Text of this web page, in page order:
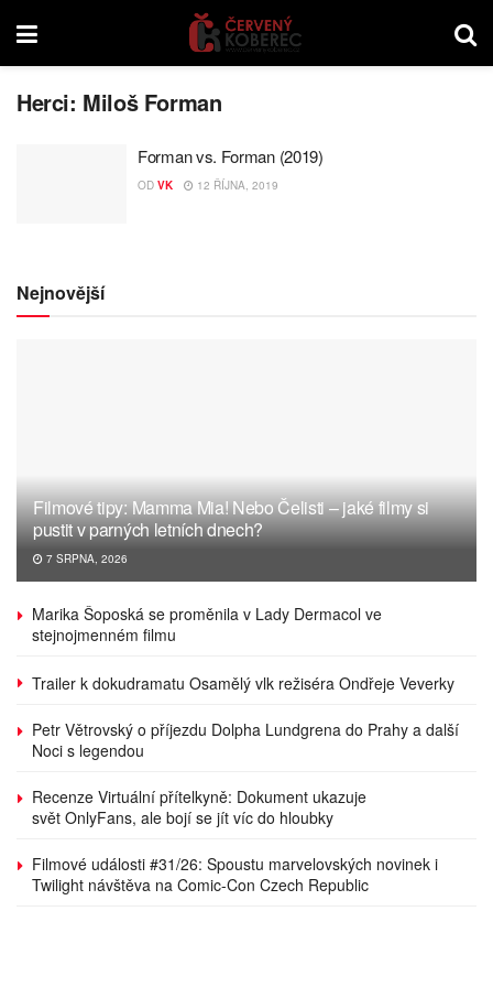
Herci: Miloš Forman
Forman vs. Forman (2019)
OD VK 12 ŘÍJNA, 2019
Nejnovější
Filmové tipy: Mamma Mia! Nebo Čelisti – jaké filmy si
pustit v parných letních dnech?
7 SRPNA, 2026
Marika Šoposká se proměnila v Lady Dermacol ve
stejnojmenném filmu
Trailer k dokudramatu Osamělý vlk režiséra Ondřeje Veverky
Petr Větrovský o příjezdu Dolpha Lundgrena do Prahy a další
Noci s legendou
Recenze Virtuální přítelkyně: Dokument ukazuje
svět OnlyFans, ale bojí se jít víc do hloubky
Filmové události #31/26: Spoustu marvelovských novinek i
Twilight návštěva na Comic-Con Czech Republic